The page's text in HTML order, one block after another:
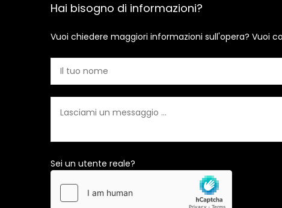
Hai bisogno di informazioni?
Vuoi chiedere maggiori informazioni sull'opera? Vuoi
Sei un utente reale?